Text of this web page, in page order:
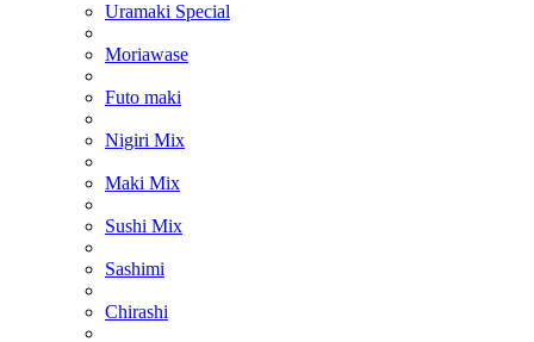
Uramaki Special
Moriawase
Futo maki
Nigiri Mix
Maki Mix
Sushi Mix
Sashimi
Chirashi